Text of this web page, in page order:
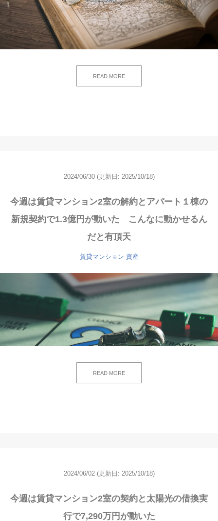
READ MORE
2024/06/30 (更新日: 2025/10/18)
今週は賃貸マンション2室の解約とアパート１棟の
新規契約で1.3億円が動いた こんなに動かせるん
だと有頂天
賃貸マンション 資産
READ MORE
2024/06/02 (更新日: 2025/10/18)
今週は賃貸マンション2室の契約と太陽光の借換実
行で7,290万円が動いた